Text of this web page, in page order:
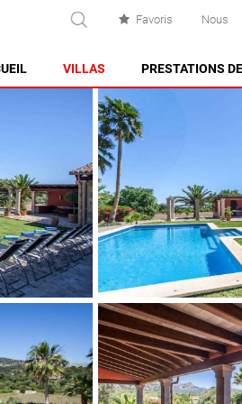
Favoris Nous
VILLAS
ES CASTELL
ES GRAU
MAHÓN
NA MACARET
PUNTA PRIMA - SON
SANT LLUÍS
SANTO TOMAS
SON BOU
PRESTATIONS